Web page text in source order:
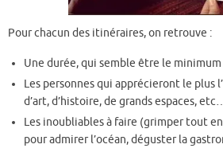
Pour chacun des itinéraires, on retrouve :
Une durée, qui semble être le minimum
Les personnes qui apprécieront le plus
d’art, d’histoire, de grands espaces,
Les inoubliables à faire (grimper tout
pour admirer l’océan, déguster la